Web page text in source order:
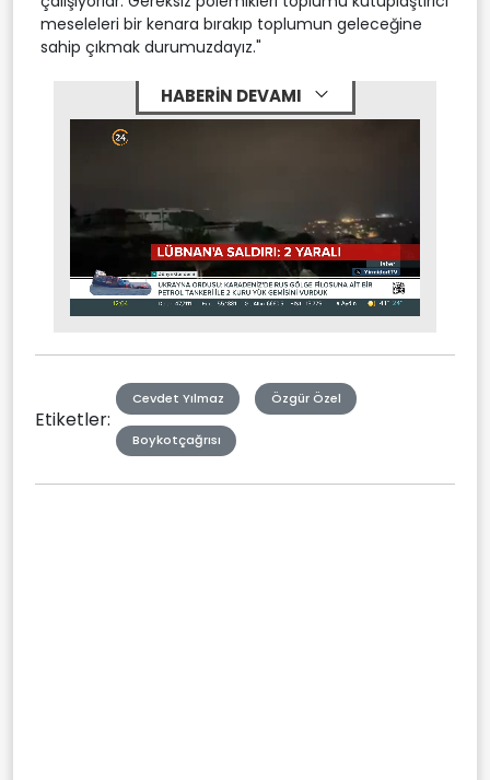
meseleleri bir kenara bırakıp toplumun geleceğine
sahip çıkmak durumuzdayız."
HABERİN DEVAMI
Mute Stream
Etiketler:
Cevdet Yılmaz Özgür Özel
Boykotçağrısı